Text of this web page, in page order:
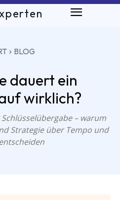
BLOG
dauert ein
wirklich?
– warum
Strategie über Tempo und